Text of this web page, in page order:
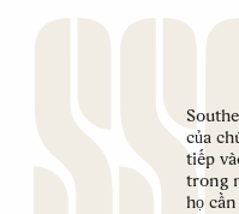
của
tiếp
trong
họ